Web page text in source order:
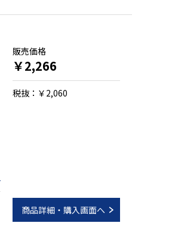
販売価格
￥2,266
税抜：￥2,060
商品詳細・購入画面へ